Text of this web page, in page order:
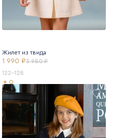
Жилет из твида
1 990 ₽3 980 ₽
122-128